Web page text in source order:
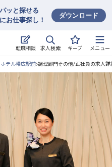
ッと探せる
お仕事探し！
ダウンロード
転職相談 求人検索 キープ メニュー
明会
いて
テル帯広駅前 調理部門その他/正社員の求人詳